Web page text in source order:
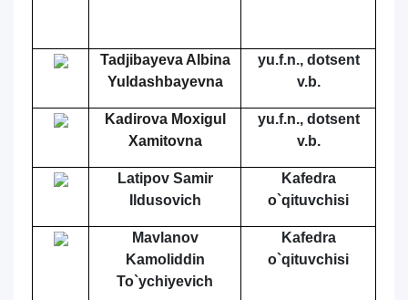
Tadjibayeva Albina
Yuldashbayevna
yu.f.n., dotsent
v.b.
Kadirova Moxigul
Xamitovna
yu.f.n., dotsent
v.b.
Latipov Samir
Ildusovich
Kafedra
o`qituvchisi
Mavlanov
Kamoliddin
To`ychiyevich
Kafedra
o`qituvchisi